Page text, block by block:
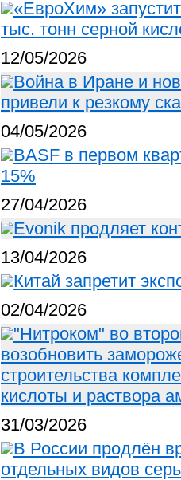
«ЕвроХим»
тыс. тонн серной
12/05/2026
Война в Иране и
привели к резкому
04/05/2026
BASF в первом
15%
27/04/2026
Evonik продляет
13/04/2026
Китай запретит
02/04/2026
"Нитроком" во
возобновить
строительства
кислоты и раствора
31/03/2026
В России продлён
отдельных видов